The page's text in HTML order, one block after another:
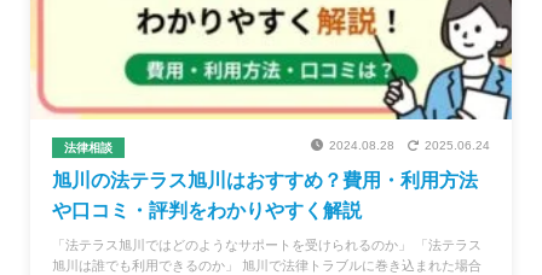
法律相談 2024.08.28 2025.06.24
旭川の法テラス旭川はおすすめ？費用・利用方法
や口コミ・評判をわかりやすく解説
「法テラス旭川ではどのようなサポートを受けられるのか」 「法テラス
旭川は誰でも利用できるのか」 旭川で法律トラブルに巻き込まれた場合